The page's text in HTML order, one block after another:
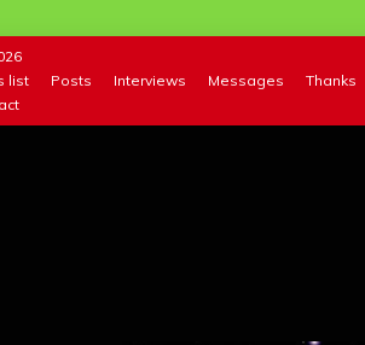
list
Posts Interviews Messages Thanks